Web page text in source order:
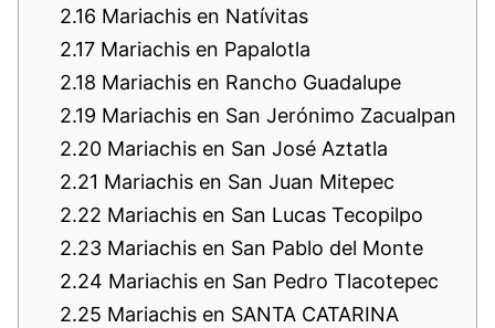
2.16 Mariachis en Natívitas
2.17 Mariachis en Papalotla
2.18 Mariachis en Rancho Guadalupe
2.19 Mariachis en San Jerónimo Zacualpan
2.20 Mariachis en San José Aztatla
2.21 Mariachis en San Juan Mitepec
2.22 Mariachis en San Lucas Tecopilpo
2.23 Mariachis en San Pablo del Monte
2.24 Mariachis en San Pedro Tlacotepec
2.25 Mariachis en SANTA CATARINA